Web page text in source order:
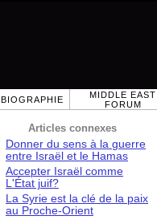
BIOGRAPHIE
MIDDLE EAST
FORUM
Articles connexes
Donner du sens à la guerre
entre Israël et le Hamas
Accepter Israël comme
L'État juif?
La Syrie est la clé de la paix
au Proche-Orient